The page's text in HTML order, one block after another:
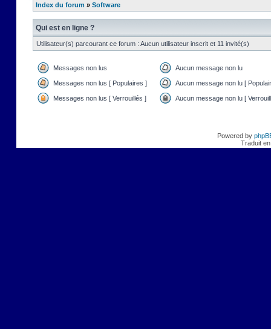
Index du forum » Software
Qui est en ligne ?
Utilisateur(s) parcourant ce forum : Aucun utilisateur inscrit et 11 invité(s)
Messages non lus Aucun message non lu
Messages non lus [ Populaires ] Aucun message non lu [
Messages non lus [ Verrouillés ] Aucun message non lu [
Powered by
Traduit